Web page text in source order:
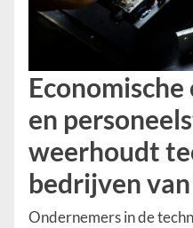
en
weerhoudt
bedrijven
Ondernemers in de